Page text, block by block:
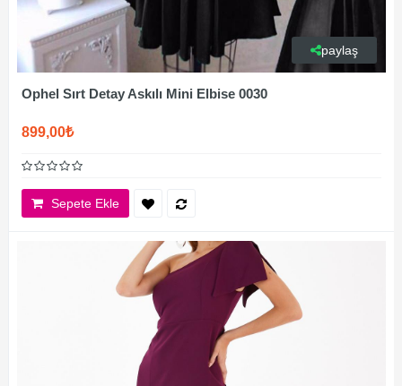
paylaş
Ophel Sırt Detay Askılı Mini Elbise 0030
899,00₺
Sepete Ekle